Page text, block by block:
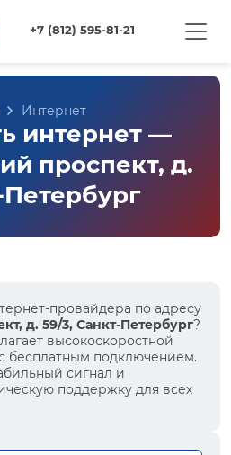
+7 (812) 595-81-21
Интернет
интернет —
проспект, д.
провайдера по адресу
д. 59/3, Санкт-Петербург?
высокоскоростной
бесплатным подключением.
сигнал и
поддержку для всех